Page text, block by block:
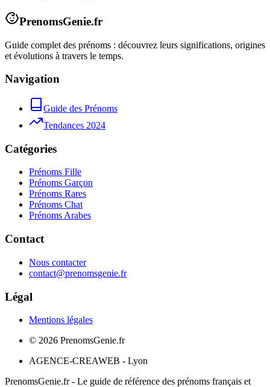
PrenomsGenie.fr
Guide complet des prénoms : découvrez leurs significations, origines
et évolutions à travers le temps.
Navigation
Guide des Prénoms
Tendances 2024
Catégories
Prénoms Fille
Prénoms Garçon
Prénoms Rares
Prénoms Chat
Prénoms Arabes
Contact
Nous contacter
contact@prenomsgenie.fr
Légal
Mentions légales
© 2026 PrenomsGenie.fr
AGENCE-CREAWEB - Lyon
PrenomsGenie.fr - Le guide de référence des prénoms français et